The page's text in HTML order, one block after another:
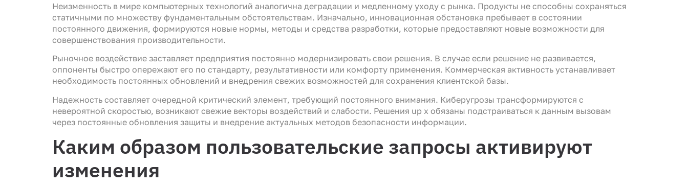
Неизменность в мире компьютерных технологий аналогична деградации и медленному уходу с рынка. Продукты не способны сохраняться
статичными по множеству фундаментальным обстоятельствам. Изначально, инновационная обстановка пребывает в состоянии
постоянного движения, формируются новые нормы, методы и средства разработки, которые предоставляют новые возможности для
совершенствования производительности.
Рыночное воздействие заставляет предприятия постоянно модернизировать свои решения. В случае если решение не развивается,
оппоненты быстро опережают его по стандарту, результативности или комфорту применения. Коммерческая активность устанавливает
необходимость постоянных обновлений и внедрения свежих возможностей для сохранения клиентской базы.
Надежность составляет очередной критический элемент, требующий постоянного внимания. Киберугрозы трансформируются с
невероятной скоростью, возникают свежие векторы воздействий и слабости. Решения up x обязаны подстраиваться к данным вызовам
через постоянные обновления защиты и внедрение актуальных методов безопасности информации.
Каким образом пользовательские запросы активируют
изменения